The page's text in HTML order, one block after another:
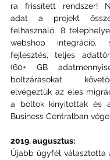
ra frissített rendszer!
adat a projekt
felhasználó, 8
webshop integráció,
fejlesztés, teljes
(60+ GB
boltzárásokat
elvégeztük az éles
a boltok kinyitottak és
Business Centralban
2019. augusztus:
Újabb ügyfél választotta